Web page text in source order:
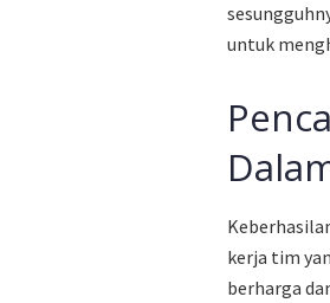
untuk
kerja tim
berharga